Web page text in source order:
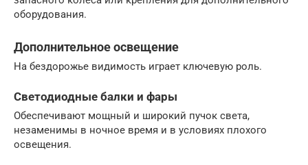
оборудования.
Дополнительное освещение
На бездорожье видимость играет ключевую роль.
Светодиодные балки и фары
Обеспечивают мощный и широкий пучок света,
незаменимы в ночное время и в условиях плохого
освещения.